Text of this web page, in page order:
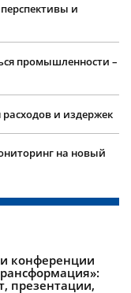
и
промышленности –
и издержек
на новый
конференции
презентации,